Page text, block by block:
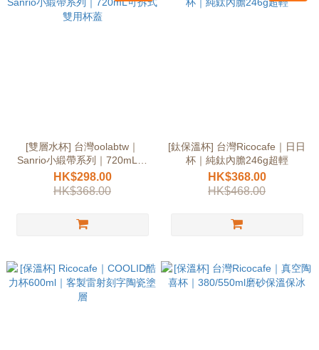
[雙層水杯] 台灣oolabtw｜
Sanrio小緞帶系列｜720mL可
拆式雙用杯蓋
HK$298.00
HK$368.00
[鈦保溫杯] 台灣Ricocafe｜日日
杯｜純鈦內膽246g超輕
HK$368.00
HK$468.00